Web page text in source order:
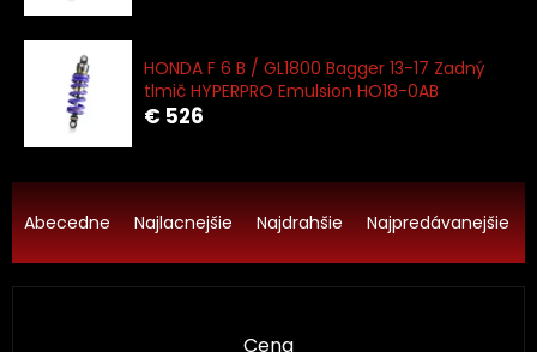
HONDA F 6 B / GL1800 Bagger 13-17 Zadný
tlmič HYPERPRO Emulsion HO18-0AB
€ 526
R
a
d
e
Abecedne Najlacnejšie Najdrahšie Najpredávanejšie
Cena